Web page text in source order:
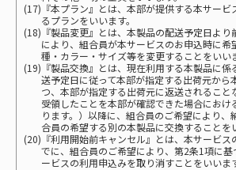
(17)『本プラン』とは、本部が提供する本サービ
るプランをいいます。
(18)『製品変更』とは、本製品の配送予定日より
により、組合員が本サービスのお申込時に希
種・カラー・サイズ等を変更することをいい
(19)『製品交換』とは、現在利用する本製品に係
送予定日に従って本部が指定する出荷元から
つ、本部が指定する出荷元に返送されること
受領したことを本部が確認できた場合におけ
ります。）以降に、組合員のご希望により、
合員の希望する別の本製品に交換することを
(20)『利用開始前キャンセル』とは、本サービス
でに、組合員のご希望により、第2条1項に
ービスの利用申込みを取り消すことをいいま